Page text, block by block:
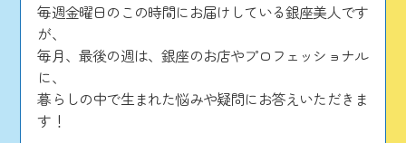
毎週金曜日のこの時間にお届けしている銀座美人です
が、
毎月、最後の週は、銀座のお店やプロフェッショナル
に、
暮らしの中で生まれた悩みや疑問にお答えいただきま
す！